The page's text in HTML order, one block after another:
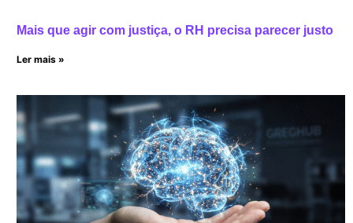
Mais que agir com justiça, o RH precisa parecer justo
Ler mais »